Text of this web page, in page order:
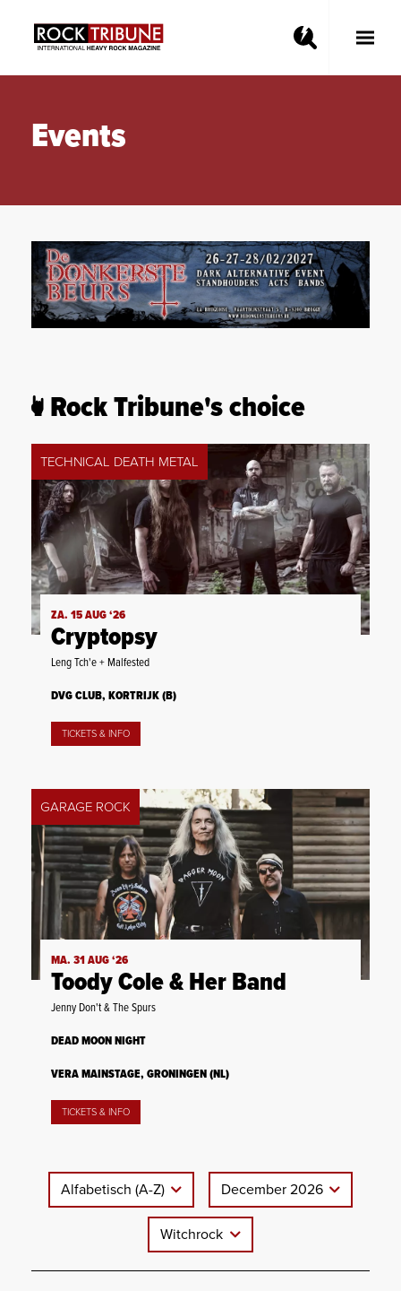
Toggle
Events
Rock Tribune's choice
TECHNICAL DEATH METAL
ZA. 15 AUG ‘26
Cryptopsy
Leng Tch'e + Malfested
DVG CLUB, KORTRIJK (B)
TICKETS & INFO
GARAGE ROCK
MA. 31 AUG ‘26
Toody Cole & Her Band
Jenny Don't & The Spurs
DEAD MOON NIGHT
VERA MAINSTAGE, GRONINGEN (NL)
TICKETS & INFO
Alfabetisch (A-Z) December 2026
Witchrock